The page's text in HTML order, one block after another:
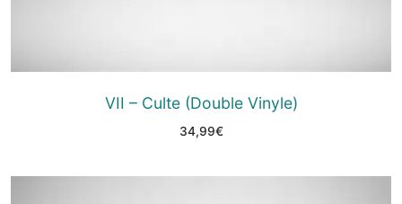
VII – Culte (Double Vinyle)
34,99€